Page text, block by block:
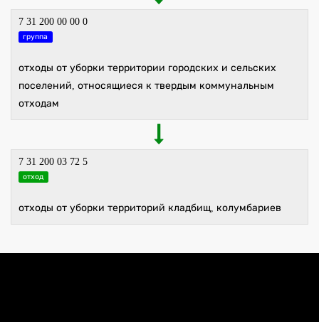
7 31 200 00 00 0
группа
отходы от уборки территории городских и сельских
поселений, относящиеся к твердым коммунальным
отходам
7 31 200 03 72 5
отход
отходы от уборки территорий кладбищ, колумбариев